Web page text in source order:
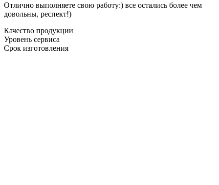
Отлично выполняете свою работу:) все остались более чем
довольны, респект!)
Качество продукции
Уровень сервиса
Срок изготовления